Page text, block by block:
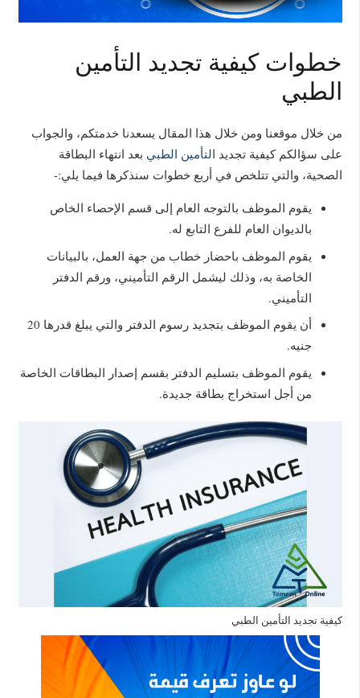
خطوات كيفية تجديد التأمين
الطبي
من خلال موقعنا ومن خلال هذا المقال يسعدنا خدمتكم، والجواب
على سؤالكم كيفية تجديد التأمين الطبي بعد انتهاء البطاقة
الصحية، والتي تتلخص في أربع خطوات سنذكرها فيما يلي:-
يقوم الموظف بالتوجه العام إلى قسم الإحصاء الخاص
بالديوان العام للفرع التابع له.
يقوم الموظف باحضار خطاب من جهة العمل، بالبيانات
الخاصة به، وذلك ليشمل الرقم التأميني، ورقم الدفتر
التأميني.
أن يقوم الموظف بتجديد رسوم الدفتر والتي يبلغ قدرها 20
جنيه.
يقوم الموظف بتسليم الدفتر بقسم إصدار البطاقات الخاصة
من أجل استخراج بطاقة جديدة.
كيفية تجديد التأمين الطبي